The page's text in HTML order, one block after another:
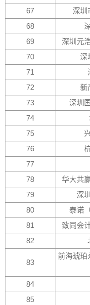
67
深圳
68
69
深圳元
70
深
71
72
新
73
深圳
74
75
76
77
78
华大共
79
深
80
泰诺
81
致同会
82
83
前海琥珀
84
85